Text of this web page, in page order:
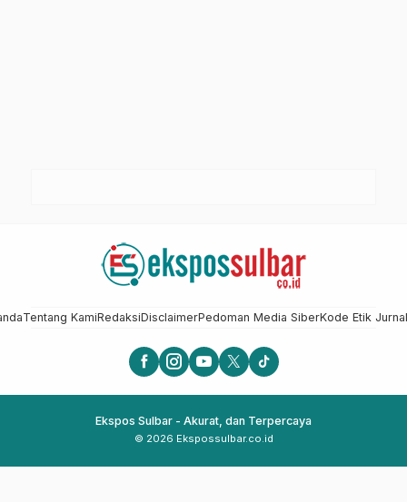
Tentang KamiRedaksiDisclaimerPedoman Media SiberKode Etik
Ekspos Sulbar - Akurat, dan Terpercaya
© 2026 Ekspossulbar.co.id